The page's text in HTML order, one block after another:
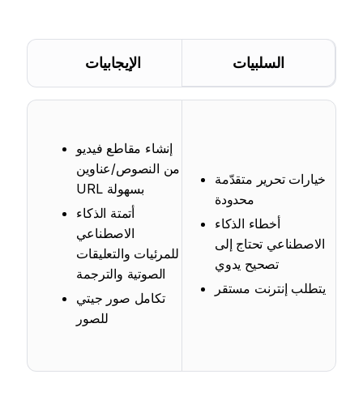
الإيجابيات السلبيات
إنشاء مقاطع فيديو
من النصوص/عناوين
URL بسهولة
أتمتة الذكاء
الاصطناعي
للمرئيات والتعليقات
الصوتية والترجمة
تكامل صور جيتي
للصور
خيارات تحرير متقدّمة
محدودة
أخطاء الذكاء
الاصطناعي تحتاج إلى
تصحيح يدوي
يتطلب إنترنت مستقر